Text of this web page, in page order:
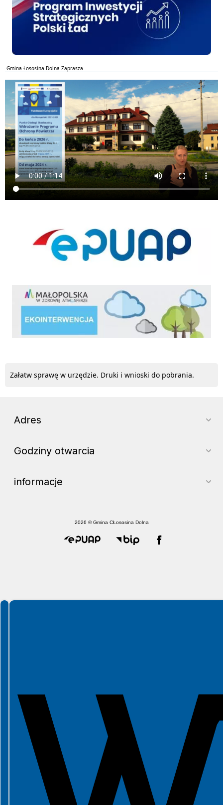
Gmina Łososina Dolna Zaprasza
ekointerwencja
Załatw sprawę w urzędzie. Druki i wnioski do pobrania.
Adres
Godziny otwarcia
informacje
2026 © Gmina CŁososina Dolna
Spełniamy standardy WCAG 2.2
Spełniamy standardy W3C